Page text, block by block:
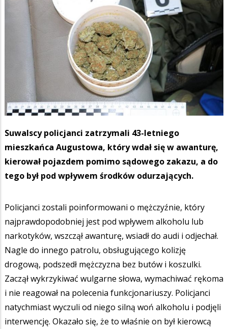
Suwalscy policjanci zatrzymali 43-letniego
mieszkańca Augustowa, który wdał się w awanturę,
kierował pojazdem pomimo sądowego zakazu, a do
tego był pod wpływem środków odurzających.
Policjanci zostali poinformowani o mężczyźnie, który
najprawdopodobniej jest pod wpływem alkoholu lub
narkotyków, wszczął awanturę, wsiadł do audi i odjechał.
Nagle do innego patrolu, obsługującego kolizję
drogową, podszedł mężczyzna bez butów i koszulki.
Zaczął wykrzykiwać wulgarne słowa, wymachiwać rękoma
i nie reagował na polecenia funkcjonariuszy. Policjanci
natychmiast wyczuli od niego silną woń alkoholu i podjęli
interwencję. Okazało się, że to właśnie on był kierowcą